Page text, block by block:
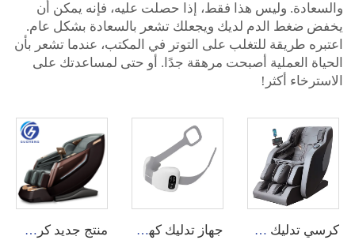
والسعادة. وليس هذا فقط، إذا حصلت عليه، فإنه يمكن أن
يخفض ضغط الدم لديك ويجعلك تشعر بالسعادة بشكل عام.
اعتبره طريقة للتغلب على التوتر في المكتب، عندما تشعر بأن
الحياة العملية أصبحت مرهقة جدًا. أو حتى لمساعدتك على
الاسترخاء أكثر!
كرسي تدليك R9 المنزلي ذي الجودة العالية مع مكبر صوت ذكي وتقنية الجاذبية الصفرية 3D جهاز تدليك كهربائي قابل للطي مع وظيفة التدليك العميق والحرارة للرقبة والظهر والكتفين. منتج جديد كرسي تدليك شياطسو فاخر صفر جاذبية مسار SL 4D كرسي تدليك الجسم باللمس